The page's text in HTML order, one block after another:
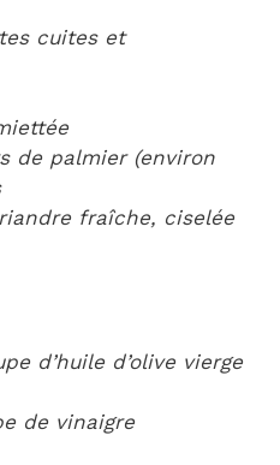
cuites et
de palmier (environ
fraîche, ciselée
d’huile d’olive vierge
de vinaigre